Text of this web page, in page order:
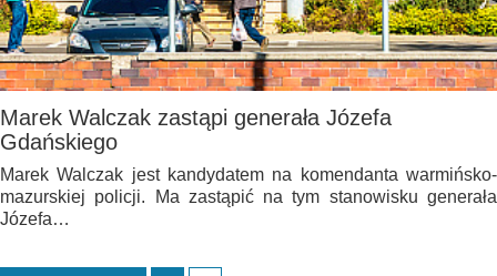
Marek Walczak zastąpi generała Józefa
Gdańskiego
Marek Walczak jest kandydatem na komendanta warmińsko-
mazurskiej policji. Ma zastąpić na tym stanowisku generała
Józefa…